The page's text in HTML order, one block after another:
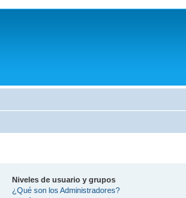
Niveles de usuario y grupos
¿Qué son los Administradores?